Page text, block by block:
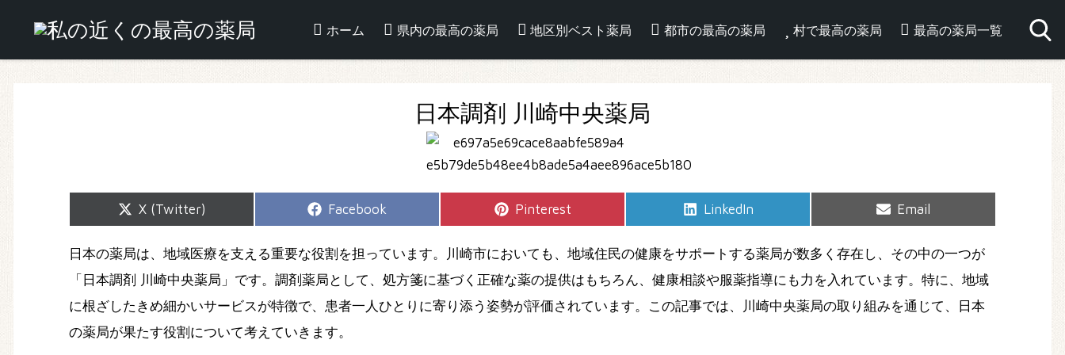
ホーム 県内の最高の薬局 地区別ベスト薬局 都市の最高の薬局 村で最高の薬局 最高の薬局一覧
日本調剤 川崎中央薬局
Share
X (Twitter)
Share
Facebook
Share
Pinterest
Share
LinkedIn
Share
Email
日本の薬局は、地域医療を支える重要な役割を担っています。川崎市においても、地域住民の健康をサポートする薬局が数多く存在し、その中の一つが
「日本調剤 川崎中央薬局」です。調剤薬局として、処方箋に基づく正確な薬の提供はもちろん、健康相談や服薬指導にも力を入れています。特に、地域
に根ざしたきめ細かいサービスが特徴で、患者一人ひとりに寄り添う姿勢が評価されています。この記事では、川崎中央薬局の取り組みを通じて、日本
の薬局が果たす役割について考えていきます。